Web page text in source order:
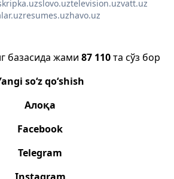
slovo.uztelevision.uzvatt.uz
resumes.uzhavo.uz
базасида жами 87 110та сўз бор
so‘z qo‘shish
Алоқа
Facebook
Telegram